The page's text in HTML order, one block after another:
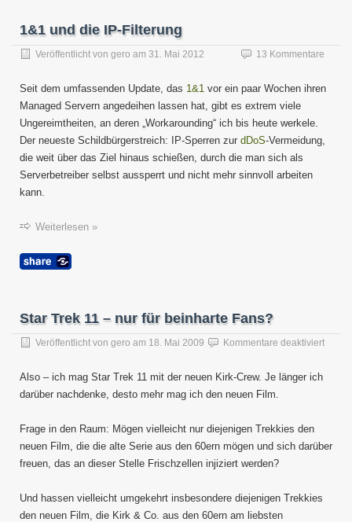
1&1 und die IP-Filterung
Veröffentlicht von gero am 31. Mai 2012 13 Kommentare
Seit dem umfassenden Update, das 1&1 vor ein paar Wochen ihren
Managed Servern angedeihen lassen hat, gibt es extrem viele
Ungereimtheiten, an deren „Workarounding“ ich bis heute werkele.
Der neueste Schildbürgerstreich: IP-Sperren zur dDoS-Vermeidung,
die weit über das Ziel hinaus schießen, durch die man sich als
Serverbetreiber selbst aussperrt und nicht mehr sinnvoll arbeiten
kann.
Weiterlesen »
Star Trek 11 – nur für beinharte Fans?
Veröffentlicht von gero am 18. Mai 2009 Kommentare deaktiviertfür
Also – ich mag Star Trek 11 mit der neuen Kirk-Crew. Je länger ich
darüber nachdenke, desto mehr mag ich den neuen Film.
Frage in den Raum: Mögen vielleicht nur diejenigen Trekkies den
neuen Film, die die alte Serie aus den 60ern mögen und sich darüber
freuen, das an dieser Stelle Frischzellen injiziert werden?
Und hassen vielleicht umgekehrt insbesondere diejenigen Trekkies
den neuen Film, die Kirk & Co. aus den 60ern am liebsten